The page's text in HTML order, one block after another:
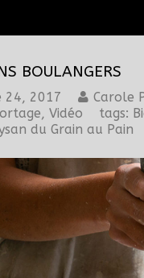
BOULANGERS
24, 2017
Carole
, Vidéo tags:
du Grain au Pain